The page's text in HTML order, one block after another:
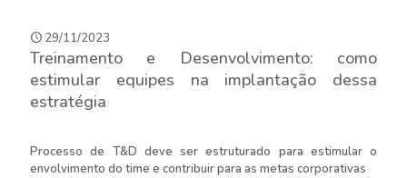
29/11/2023
Treinamento e Desenvolvimento: como
estimular equipes na implantação dessa
estratégia
Processo de T&D deve ser estruturado para estimular o
envolvimento do time e contribuir para as metas corporativas